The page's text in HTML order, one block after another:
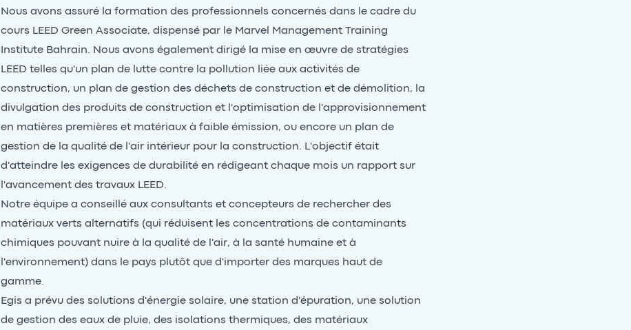
Nous avons assuré la formation des professionnels concernés dans le cadre du
cours LEED Green Associate, dispensé par le Marvel Management Training
Institute Bahrain. Nous avons également dirigé la mise en œuvre de stratégies
LEED telles qu'un plan de lutte contre la pollution liée aux activités de
construction, un plan de gestion des déchets de construction et de démolition, la
divulgation des produits de construction et l'optimisation de l'approvisionnement
en matières premières et matériaux à faible émission, ou encore un plan de
gestion de la qualité de l'air intérieur pour la construction. L'objectif était
d'atteindre les exigences de durabilité en rédigeant chaque mois un rapport sur
l'avancement des travaux LEED.
Notre équipe a conseillé aux consultants et concepteurs de rechercher des
matériaux verts alternatifs (qui réduisent les concentrations de contaminants
chimiques pouvant nuire à la qualité de l'air, à la santé humaine et à
l'environnement) dans le pays plutôt que d'importer des marques haut de
gamme.
Egis a prévu des solutions d'énergie solaire, une station d'épuration, une solution
de gestion des eaux de pluie, des isolations thermiques, des matériaux